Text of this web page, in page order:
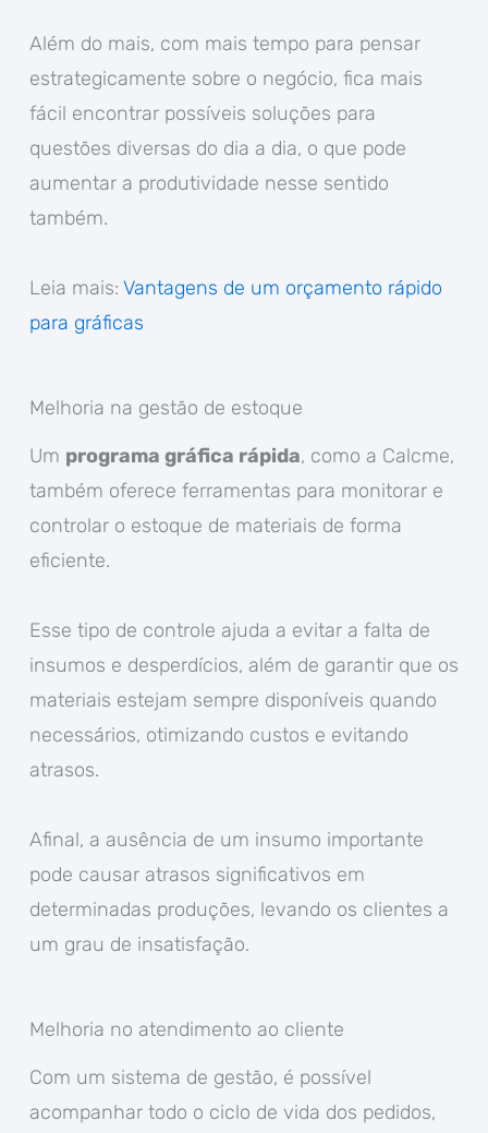
Além do mais, com mais tempo para pensar
estrategicamente sobre o negócio, fica mais
fácil encontrar possíveis soluções para
questões diversas do dia a dia, o que pode
aumentar a produtividade nesse sentido
também.
Leia mais: Vantagens de um orçamento rápido
para gráficas
Melhoria na gestão de estoque
Um programa gráfica rápida, como a Calcme,
também oferece ferramentas para monitorar e
controlar o estoque de materiais de forma
eficiente.
Esse tipo de controle ajuda a evitar a falta de
insumos e desperdícios, além de garantir que os
materiais estejam sempre disponíveis quando
necessários, otimizando custos e evitando
atrasos.
Afinal, a ausência de um insumo importante
pode causar atrasos significativos em
determinadas produções, levando os clientes a
um grau de insatisfação.
Melhoria no atendimento ao cliente
Com um sistema de gestão, é possível
acompanhar todo o ciclo de vida dos pedidos,